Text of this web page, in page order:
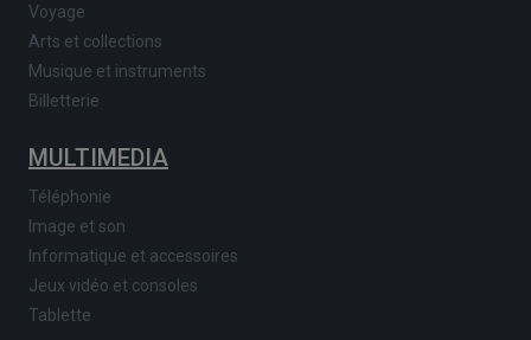
Voyage
Arts et collections
Musique et instruments
Billetterie
MULTIMEDIA
Téléphonie
Image et son
Informatique et accessoires
Jeux vidéo et consoles
Tablette